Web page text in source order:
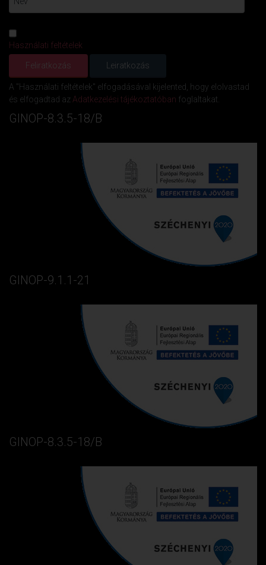
Használati feltételek
A "Használati feltételek" elfogadásával kijelented, hogy elolvastad
és elfogadtad az Adatkezelési tájékoztatóban foglaltakat.
GINOP-8.3.5-18/B
GINOP-9.1.1-21
GINOP-8.3.5-18/B